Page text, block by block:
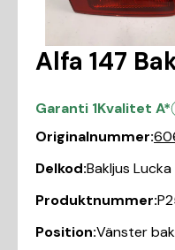
Alfa 147
Garanti 1Kvalitet A*
Originalnummer:
Delkod:Bakljus Lucka
Produktnummer:
Position:Vänster bak